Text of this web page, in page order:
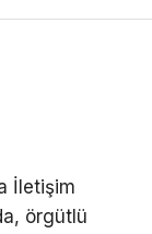
İletişim
örgütlü